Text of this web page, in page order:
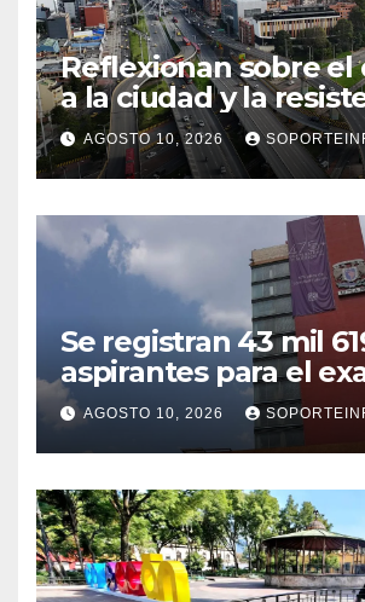
Reflexionan sobre el
a la ciudad y la
desde el barrio
AGOSTO 10, 2026
Se registran 43 mil
aspirantes para el
ingreso a la UNAM
AGOSTO 10, 2026